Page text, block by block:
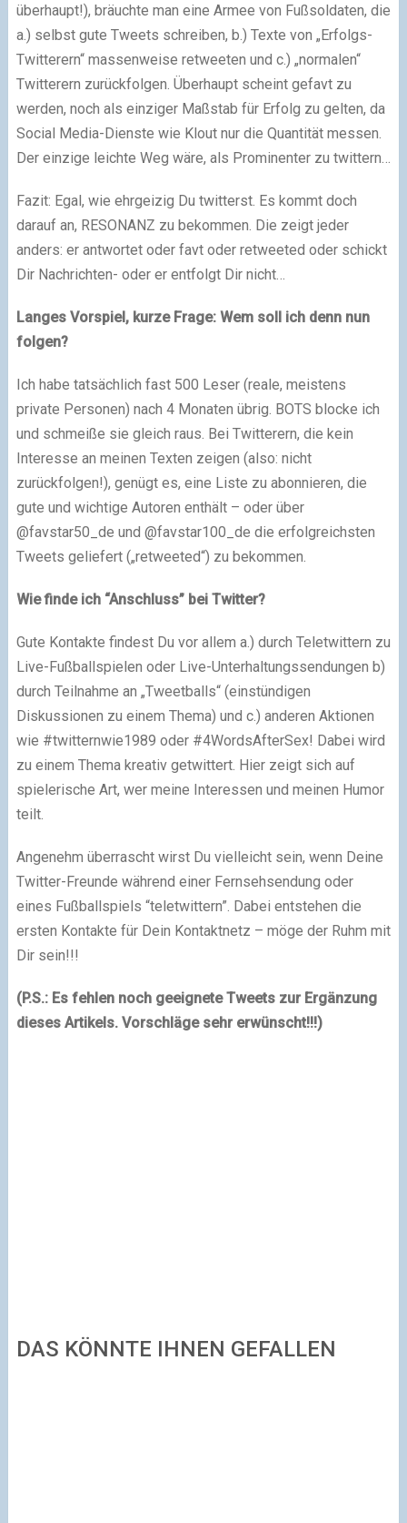
überhaupt!), bräuchte man eine Armee von Fußsoldaten, die
a.) selbst gute Tweets schreiben, b.) Texte von „Erfolgs-
Twitterern“ massenweise retweeten und c.) „normalen“
Twitterern zurückfolgen. Überhaupt scheint gefavt zu
werden, noch als einziger Maßstab für Erfolg zu gelten, da
Social Media-Dienste wie Klout nur die Quantität messen.
Der einzige leichte Weg wäre, als Prominenter zu twittern…
Fazit: Egal, wie ehrgeizig Du twitterst. Es kommt doch
darauf an, RESONANZ zu bekommen. Die zeigt jeder
anders: er antwortet oder favt oder retweeted oder schickt
Dir Nachrichten- oder er entfolgt Dir nicht…
Langes Vorspiel, kurze Frage: Wem soll ich denn nun
folgen?
Ich habe tatsächlich fast 500 Leser (reale, meistens
private Personen) nach 4 Monaten übrig. BOTS blocke ich
und schmeiße sie gleich raus. Bei Twitterern, die kein
Interesse an meinen Texten zeigen (also: nicht
zurückfolgen!), genügt es, eine Liste zu abonnieren, die
gute und wichtige Autoren enthält – oder über
@favstar50_de und @favstar100_de die erfolgreichsten
Tweets geliefert („retweeted“) zu bekommen.
Wie finde ich “Anschluss” bei Twitter?
Gute Kontakte findest Du vor allem a.) durch Teletwittern zu
Live-Fußballspielen oder Live-Unterhaltungssendungen b)
durch Teilnahme an „Tweetballs“ (einstündigen
Diskussionen zu einem Thema) und c.) anderen Aktionen
wie #twitternwie1989 oder #4WordsAfterSex! Dabei wird
zu einem Thema kreativ getwittert. Hier zeigt sich auf
spielerische Art, wer meine Interessen und meinen Humor
teilt.
Angenehm überrascht wirst Du vielleicht sein, wenn Deine
Twitter-Freunde während einer Fernsehsendung oder
eines Fußballspiels “teletwittern”. Dabei entstehen die
ersten Kontakte für Dein Kontaktnetz – möge der Ruhm mit
Dir sein!!!
(P.S.: Es fehlen noch geeignete Tweets zur Ergänzung
dieses Artikels. Vorschläge sehr erwünscht!!!)
DAS KÖNNTE IHNEN GEFALLEN